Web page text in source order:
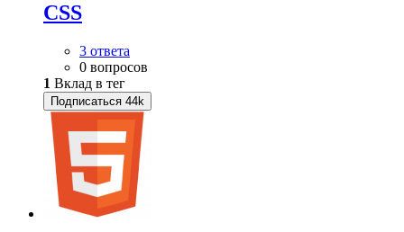
CSS
3 ответа
0 вопросов
1 Вклад в тег
Подписаться 44k